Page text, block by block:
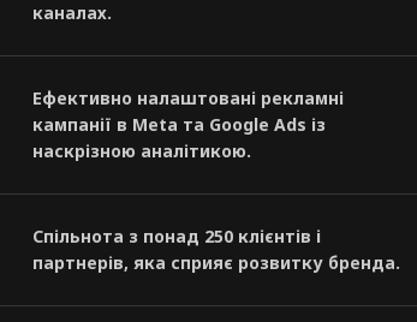
каналах.
Ефективно налаштовані рекламні
кампанії в Meta та Google Ads із
наскрізною аналітикою.
Спільнота з понад 250 клієнтів і
партнерів, яка сприяє розвитку бренда.